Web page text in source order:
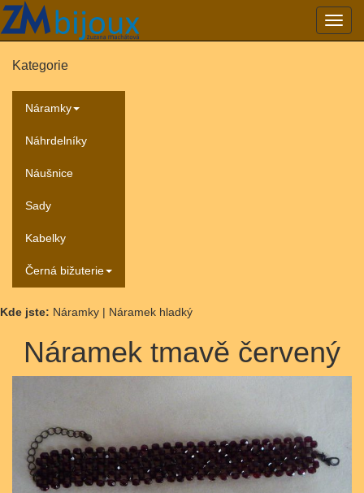
Kategorie
Náramky
Náhrdelníky
Náušnice
Sady
Kabelky
Černá bižuterie
Kde jste: Náramky | Náramek hladký
Náramek tmavě červený